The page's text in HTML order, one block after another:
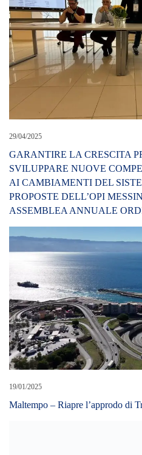
29/04/2025
GARANTIRE LA CRESCITA
SVILUPPARE NUOVE
AI CAMBIAMENTI DEL
PROPOSTE DELL’OPI
ASSEMBLEA ANNUALE
19/01/2025
Maltempo – Riapre l’approdo di